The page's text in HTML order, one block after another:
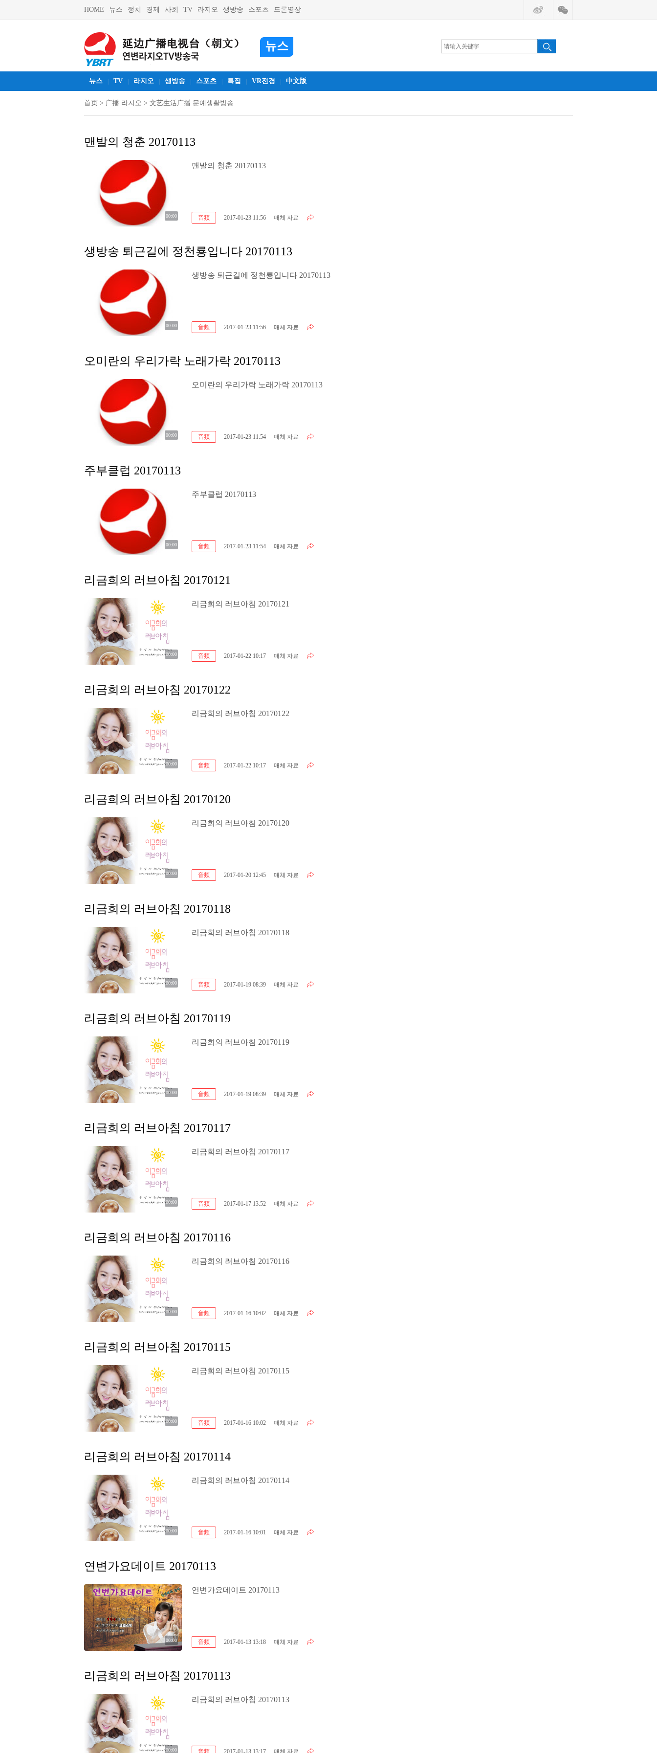
HOME 뉴스 정치 경제 사회 TV 라지오 생방송 스포츠 드론영상
뉴스
뉴스 TV 라지오 생방송 스포츠 특집 VR전경 中文版
首页 > 广播 라지오 > 文艺生活广播 문예생활방송
맨발의 청춘 20170113
00:00
맨발의 청춘 20170113
音频 2017-01-23 11:56 매체 자료
생방송 퇴근길에 정천룡입니다 20170113
00:00
생방송 퇴근길에 정천룡입니다 20170113
音频 2017-01-23 11:56 매체 자료
오미란의 우리가락 노래가락 20170113
00:00
오미란의 우리가락 노래가락 20170113
音频 2017-01-23 11:54 매체 자료
주부클럽 20170113
00:00
주부클럽 20170113
音频 2017-01-23 11:54 매체 자료
리금희의 러브아침 20170121
00:00
리금희의 러브아침 20170121
音频 2017-01-22 10:17 매체 자료
리금희의 러브아침 20170122
00:00
리금희의 러브아침 20170122
音频 2017-01-22 10:17 매체 자료
리금희의 러브아침 20170120
00:00
리금희의 러브아침 20170120
音频 2017-01-20 12:45 매체 자료
리금희의 러브아침 20170118
00:00
리금희의 러브아침 20170118
音频 2017-01-19 08:39 매체 자료
리금희의 러브아침 20170119
00:00
리금희의 러브아침 20170119
音频 2017-01-19 08:39 매체 자료
리금희의 러브아침 20170117
00:00
리금희의 러브아침 20170117
音频 2017-01-17 13:52 매체 자료
리금희의 러브아침 20170116
00:00
리금희의 러브아침 20170116
音频 2017-01-16 10:02 매체 자료
리금희의 러브아침 20170115
00:00
리금희의 러브아침 20170115
音频 2017-01-16 10:02 매체 자료
리금희의 러브아침 20170114
00:00
리금희의 러브아침 20170114
音频 2017-01-16 10:01 매체 자료
연변가요데이트 20170113
00:00
연변가요데이트 20170113
音频 2017-01-13 13:18 매체 자료
리금희의 러브아침 20170113
00:00
리금희의 러브아침 20170113
音频 2017-01-13 13:17 매체 자료